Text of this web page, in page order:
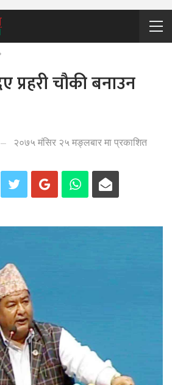
प्रहरी चौकी बनाउन
२०७५ मंसिर २५ मङ्लबार मा प्रकाशित